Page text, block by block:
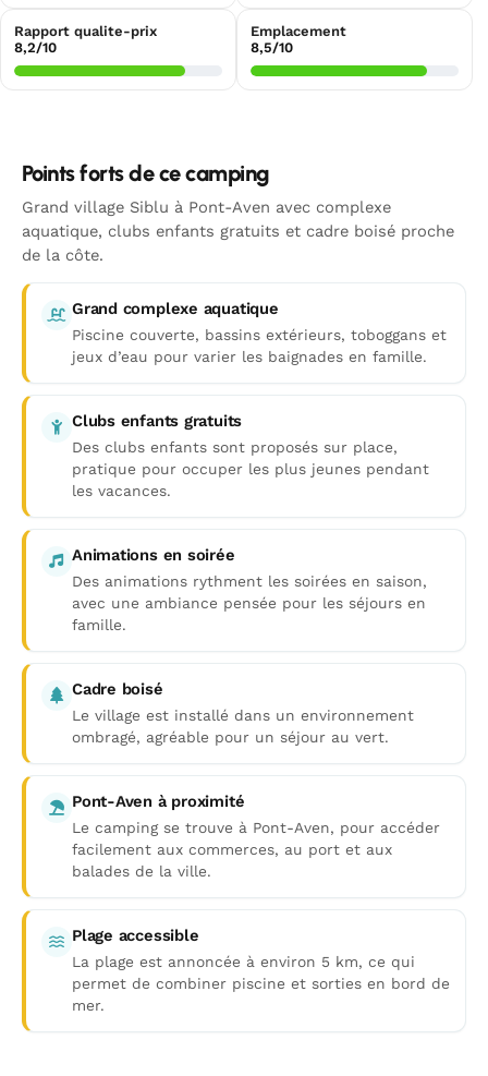
Rapport qualite-prix
8,2/10
Emplacement
8,5/10
Points forts de ce camping
Grand village Siblu à Pont-Aven avec complexe
aquatique, clubs enfants gratuits et cadre boisé proche
de la côte.
Grand complexe aquatique
Piscine couverte, bassins extérieurs, toboggans et
jeux d’eau pour varier les baignades en famille.
Clubs enfants gratuits
Des clubs enfants sont proposés sur place,
pratique pour occuper les plus jeunes pendant
les vacances.
Animations en soirée
Des animations rythment les soirées en saison,
avec une ambiance pensée pour les séjours en
famille.
Cadre boisé
Le village est installé dans un environnement
ombragé, agréable pour un séjour au vert.
Pont-Aven à proximité
Le camping se trouve à Pont-Aven, pour accéder
facilement aux commerces, au port et aux
balades de la ville.
Plage accessible
La plage est annoncée à environ 5 km, ce qui
permet de combiner piscine et sorties en bord de
mer.